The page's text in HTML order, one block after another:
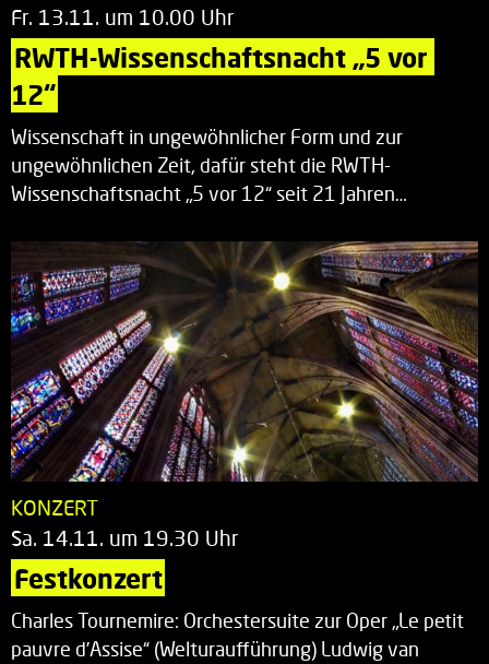
Fr. 13.11. um 10.00 Uhr
RWTH-Wissenschaftsnacht „5 vor
12“
Wissenschaft in ungewöhnlicher Form und zur
ungewöhnlichen Zeit, dafür steht die RWTH-
Wissenschaftsnacht „5 vor 12“ seit 21 Jahren…
KONZERT
Sa. 14.11. um 19.30 Uhr
Festkonzert
Charles Tournemire: Orchestersuite zur Oper „Le petit
pauvre d’Assise“ (Welturaufführung) Ludwig van